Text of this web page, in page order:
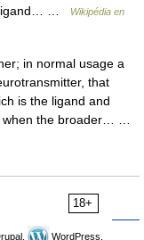
Ligand… …
Wikipédia en
in normal usage a
that
is the ligand and
when the broader… …
18+
WordPress,